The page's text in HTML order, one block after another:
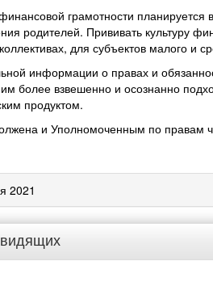
грамотности
родителей. Прививать культуру
для субъектов малого и
информации о правах и
более взвешенно и осознанно
продуктом.
и Уполномоченным по
2021